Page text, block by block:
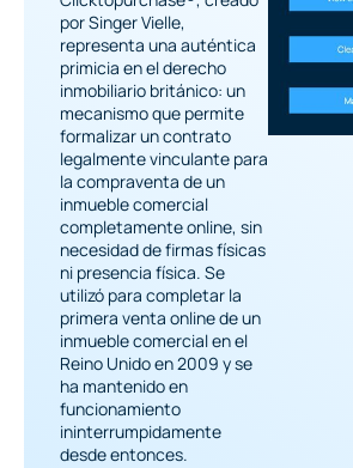
por Singer Vielle,
representa una auténtica
primicia en el derecho
inmobiliario británico: un
mecanismo que permite
formalizar un contrato
legalmente vinculante para
la compraventa de un
inmueble comercial
completamente online, sin
necesidad de firmas físicas
ni presencia física. Se
utilizó para completar la
primera venta online de un
inmueble comercial en el
Reino Unido en 2009 y se
ha mantenido en
funcionamiento
ininterrumpidamente
desde entonces.